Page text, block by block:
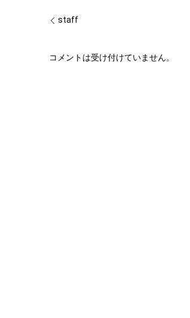
staff
コメントは受け付けていません。